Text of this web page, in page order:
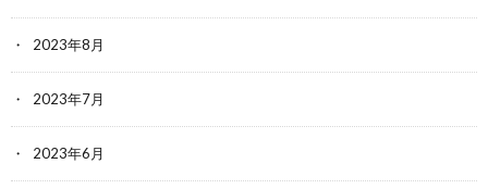
2023年8月
2023年7月
2023年6月